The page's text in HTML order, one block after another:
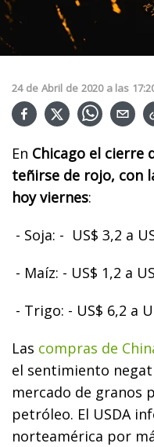
24 de Abril de 2020 a las
En Chicago el cierre
teñirse de rojo, con
hoy viernes:
- Soja: - US$ 3,2 a
- Maíz: - US$ 1,2 a
- Trigo: - US$ 6,2 a
Las compras de
el sentimiento
mercado de granos
petróleo. El USDA
norteamérica por